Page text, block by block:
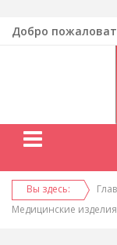
Добро
Вы здесь:
Медицинские изделия